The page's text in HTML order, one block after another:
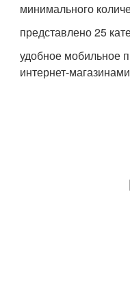
минимального
представлено 25
удобное мобильное
интернет-